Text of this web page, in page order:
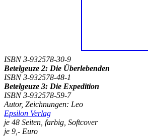
ISBN 3-932578-30-9
Betelgeuze 2: Die Überlebenden
ISBN 3-932578-48-1
Betelgeuze 3: Die Expedition
ISBN 3-932578-59-7
Autor, Zeichnungen: Leo
Epsilon Verlag
je 48 Seiten, farbig, Softcover
je 9,- Euro